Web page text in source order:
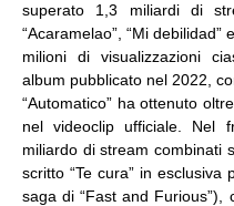
superato 1,3 miliardi di
“Acaramelao”, “Mi debilidad”
milioni di visualizzazioni
album pubblicato nel 2022,
“Automatico” ha ottenuto
nel videoclip ufficiale. Nel
miliardo di stream combinati
scritto “Te cura” in
saga di “Fast and